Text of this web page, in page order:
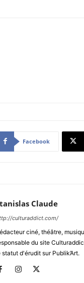
Facebook
Claude
culturaddict.com/
ciné, théâtre,
du site
statut d'érudit sur Publik’Art.